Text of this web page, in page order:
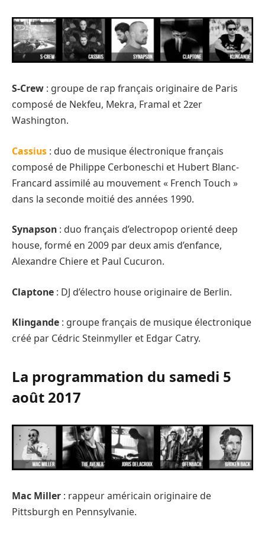
S-Crew : groupe de rap français originaire de Paris
composé de Nekfeu, Mekra, Framal et 2zer
Washington.
Cassius : duo de musique électronique français
composé de Philippe Cerboneschi et Hubert Blanc-
Francard assimilé au mouvement « French Touch »
dans la seconde moitié des années 1990.
Synapson : duo français d’electropop orienté deep
house, formé en 2009 par deux amis d’enfance,
Alexandre Chiere et Paul Cucuron.
Claptone : DJ d’électro house originaire de Berlin.
Klingande : groupe français de musique électronique
créé par Cédric Steinmyller et Edgar Catry.
La programmation du samedi 5
août 2017
Mac Miller : rappeur américain originaire de
Pittsburgh en Pennsylvanie.